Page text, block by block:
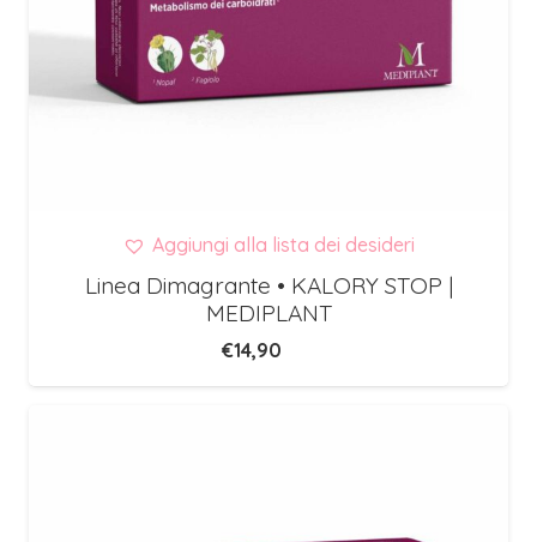
Aggiungi alla lista dei desideri
Linea Dimagrante • KALORY STOP |
MEDIPLANT
€14,90